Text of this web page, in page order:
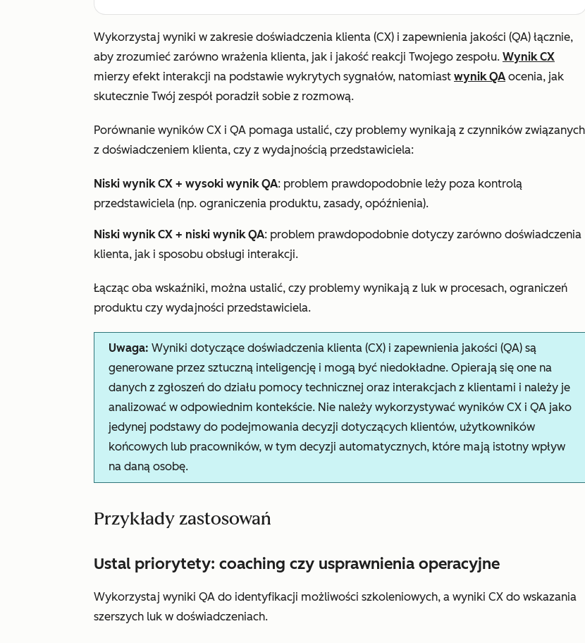
Wykorzystaj wyniki w zakresie doświadczenia klienta (CX) i zapewnienia jakości (QA) łącznie,
aby zrozumieć zarówno wrażenia klienta, jak i jakość reakcji Twojego zespołu. Wynik CX
mierzy efekt interakcji na podstawie wykrytych sygnałów, natomiast wynik QA ocenia, jak
skutecznie Twój zespół poradził sobie z rozmową.
Porównanie wyników CX i QA pomaga ustalić, czy problemy wynikają z czynników związanych
z doświadczeniem klienta, czy z wydajnością przedstawiciela:
Niski wynik CX + wysoki wynik QA: problem prawdopodobnie leży poza kontrolą
przedstawiciela (np. ograniczenia produktu, zasady, opóźnienia).
Niski wynik CX + niski wynik QA: problem prawdopodobnie dotyczy zarówno doświadczenia
klienta, jak i sposobu obsługi interakcji.
Łącząc oba wskaźniki, można ustalić, czy problemy wynikają z luk w procesach, ograniczeń
produktu czy wydajności przedstawiciela.
Uwaga: Wyniki dotyczące doświadczenia klienta (CX) i zapewnienia jakości (QA) są
generowane przez sztuczną inteligencję i mogą być niedokładne. Opierają się one na
danych z zgłoszeń do działu pomocy technicznej oraz interakcjach z klientami i należy je
analizować w odpowiednim kontekście. Nie należy wykorzystywać wyników CX i QA jako
jedynej podstawy do podejmowania decyzji dotyczących klientów, użytkowników
końcowych lub pracowników, w tym decyzji automatycznych, które mają istotny wpływ
na daną osobę.
Przykłady zastosowań
Ustal priorytety: coaching czy usprawnienia operacyjne
Wykorzystaj wyniki QA do identyfikacji możliwości szkoleniowych, a wyniki CX do wskazania
szerszych luk w doświadczeniach.